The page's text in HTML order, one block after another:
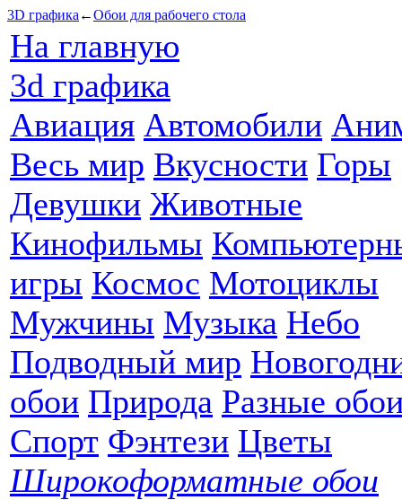
3D графика ←Обои для рабочего стола
На главную
3d графика
Авиация Автомобили
Весь мир Вкусности Горы
Девушки Животные
Кинофильмы
игры Космос Мотоциклы
Мужчины Музыка Небо
Подводный мир
обои Природа Разные
Спорт Фэнтези Цветы
Широкоформатные обои